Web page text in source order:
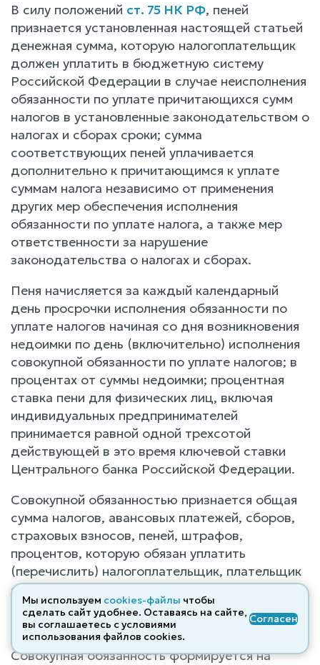
В силу положений ст. 75 НК РФ, пеней
признается установленная настоящей статьей
денежная сумма, которую налогоплательщик
должен уплатить в бюджетную систему
Российской Федерации в случае неисполнения
обязанности по уплате причитающихся сумм
налогов в установленные законодательством о
налогах и сборах сроки; сумма
соответствующих пеней уплачивается
дополнительно к причитающимся к уплате
суммам налога независимо от применения
других мер обеспечения исполнения
обязанности по уплате налога, а также мер
ответственности за нарушение
законодательства о налогах и сборах.
Пеня начисляется за каждый календарный
день просрочки исполнения обязанности по
уплате налогов начиная со дня возникновения
недоимки по день (включительно) исполнения
совокупной обязанности по уплате налогов; в
процентах от суммы недоимки; процентная
ставка пени для физических лиц, включая
индивидуальных предпринимателей
принимается равной одной трехсотой
действующей в это время ключевой ставки
Центрального банка Российской Федерации.
Совокупной обязанностью признается общая
сумма налогов, авансовых платежей, сборов,
страховых взносов, пеней, штрафов,
процентов, которую обязан уплатить
(перечислить) налогоплательщик, плательщик
сбора, страховых взносов и (или) налоговый
агент, и сумма налога, подлежащая возврату в
бюджетную систему РФ ( п. 2
ст. 11 НК РФ)
Совокупная обязанность формируется на
Мы используем cookies-файлы чтобы
сделать сайт удобнее. Оставаясь на сайте,
вы соглашаетесь с условиями
использования файлов cооkies.
Согласен